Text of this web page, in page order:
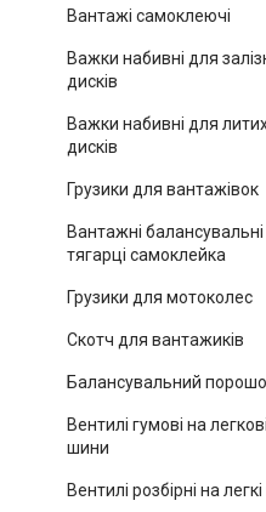
Вантажі самоклеючі
Важки набивні для
дисків
Важки набивні для
дисків
Грузики для вантажівок
Вантажні балансувальні
тягарці самоклейка
Грузики для мотоколес
Скотч для вантажиків
Балансувальний
Вентилі гумові на легкові
шини
Вентилі розбірні на